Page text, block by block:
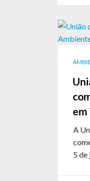
em
A
5 de